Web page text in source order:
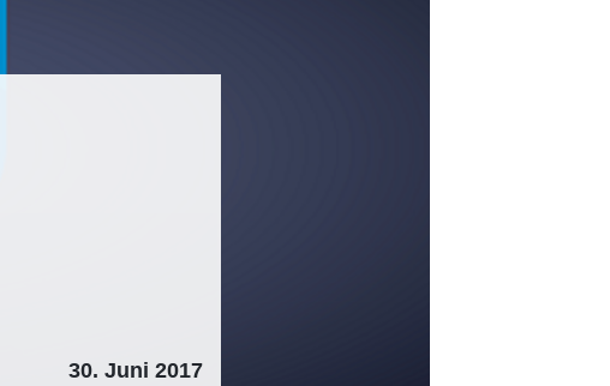
30. Juni 2017